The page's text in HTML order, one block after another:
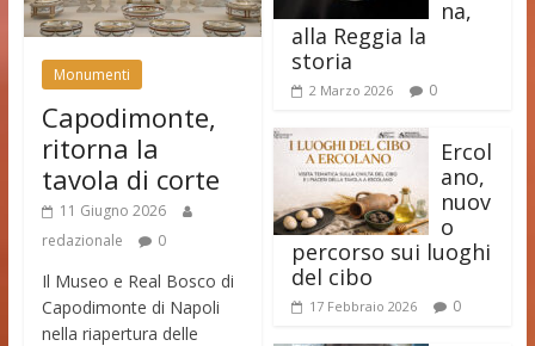
Monumenti
Capodimonte,
ritorna la
tavola di corte
11 Giugno 2026
redazionale
0
Il Museo e Real Bosco di
Capodimonte di Napoli
nella riapertura delle
na,
alla Reggia la
storia
2 Marzo 2026 0
Ercol
ano,
nuov
o
percorso sui luoghi
del cibo
17 Febbraio 2026 0